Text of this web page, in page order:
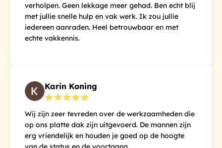
verholpen. Geen lekkage meer gehad. Ben echt blij
met jullie snelle hulp en vak werk. Ik zou jullie
iedereen aanraden. Heel betrouwbaar en met
echte vakkennis.
Karin Koning
Wij zijn zeer tevreden over de werkzaamheden die
op ons platte dak zijn uitgevoerd. De mannen zijn
erg vriendelijk en houden je goed op de hoogte